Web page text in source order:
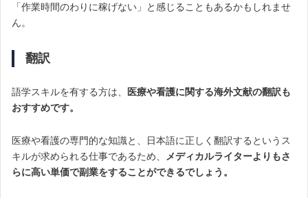
「作業時間のわりに稼げない」と感じることもあるかもしれませ
ん。
翻訳
語学スキルを有する方は、
医療や看護に関する海外文献の翻訳も
おすすめです。
医療や看護の専門的な知識と、日本語に正しく翻訳するというス
キルが求められる仕事であるため、
メディカルライターよりもさ
らに高い単価で副業をすることができるでしょう。